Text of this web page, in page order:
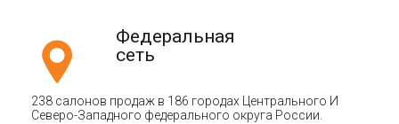
Федеральная
сеть
238 салонов продаж в 186 городах Центрального И
Северо-Западного федерального округа России.